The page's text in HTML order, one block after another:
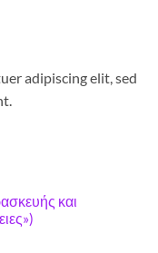
adipiscing elit, sed
και